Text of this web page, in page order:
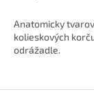
Anatomicky
kolieskových
odrážadle.